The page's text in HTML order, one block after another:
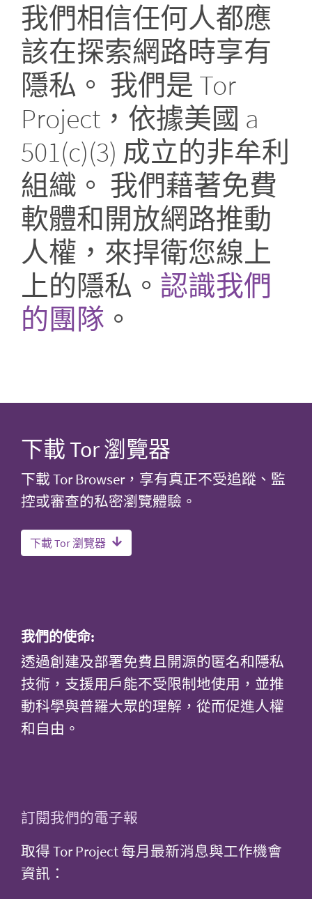
我們相信任何人都應
該在探索網路時享有
隱私。 我們是 Tor
Project，依據美國 a
501(c)(3) 成立的非牟利
組織。 我們藉著免費
軟體和開放網路推動
人權，來捍衛您線上
上的隱私。 認識我們
的團隊 。
下載 Tor 瀏覽器
下載 Tor Browser，享有真正不受追蹤、監
控或審查的私密瀏覽體驗。
下載 Tor 瀏覽器
我們的使命:
透過創建及部署免費且開源的匿名和隱私
技術，支援用戶能不受限制地使用，並推
動科學與普羅大眾的理解，從而促進人權
和自由。
訂閱我們的電子報
取得 Tor Project 每月最新消息與工作機會
資訊：